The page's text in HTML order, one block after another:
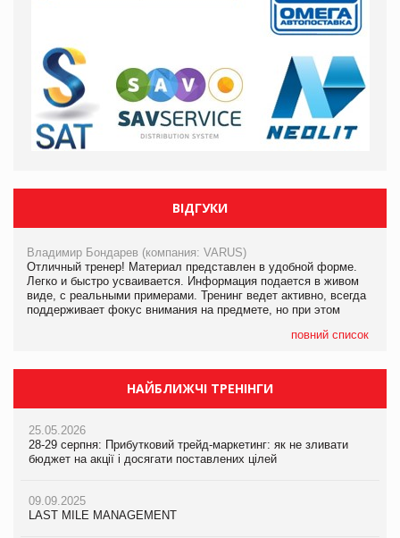
ВІДГУКИ
Владимир Бондарев (компания: VARUS)
Отличный тренер! Материал представлен в удобной форме.
Легко и быстро усваивается. Информация подается в живом
виде, с реальными примерами. Тренинг ведет активно, всегда
поддерживает фокус внимания на предмете, но при этом
повний список
НАЙБЛИЖЧІ ТРЕНІНГИ
25.05.2026
28-29 серпня: Прибутковий трейд-маркетинг: як не зливати
бюджет на акції і досягати поставлених цілей
09.09.2025
LAST MILE MANAGEMENT